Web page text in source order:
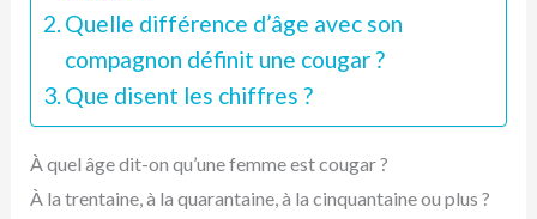
Quelle différence d’âge avec son
compagnon définit une cougar ?
Que disent les chiffres ?
À quel âge dit-on qu’une femme est cougar ?
À la trentaine, à la quarantaine, à la cinquantaine ou plus ?